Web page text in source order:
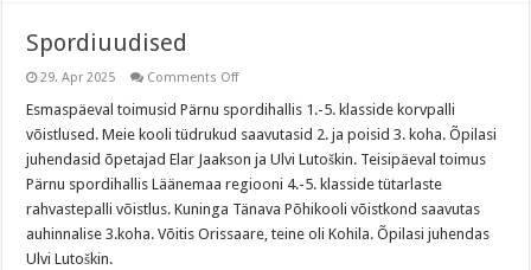
Spordiuudised
29. Apr 2025 Comments Offon
Esmaspäeval toimusid Pärnu spordihallis 1.-5. klasside korvpalli
võistlused. Meie kooli tüdrukud saavutasid 2. ja poisid 3. koha. Õpilasi
juhendasid õpetajad Elar Jaakson ja Ulvi Lutoškin. Teisipäeval toimus
Pärnu spordihallis Läänemaa regiooni 4.-5. klasside tütarlaste
rahvastepalli võistlus. Kuninga Tänava Põhikooli võistkond saavutas
auhinnalise 3.koha. Võitis Orissaare, teine oli Kohila. Õpilasi juhendas
Ulvi Lutoškin.